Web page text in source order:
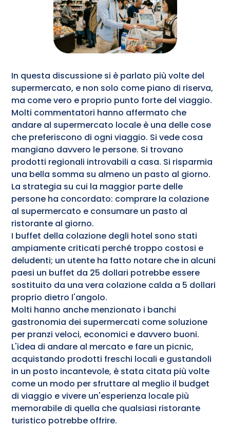
In questa discussione si è parlato più volte del
supermercato, e non solo come piano di riserva,
ma come vero e proprio punto forte del viaggio.
Molti commentatori hanno affermato che
andare al supermercato locale è una delle cose
che preferiscono di ogni viaggio. Si vede cosa
mangiano davvero le persone. Si trovano
prodotti regionali introvabili a casa. Si risparmia
una bella somma su almeno un pasto al giorno.
La strategia su cui la maggior parte delle
persone ha concordato: comprare la colazione
al supermercato e consumare un pasto al
ristorante al giorno.
I buffet della colazione degli hotel sono stati
ampiamente criticati perché troppo costosi e
deludenti; un utente ha fatto notare che in alcuni
paesi un buffet da 25 dollari potrebbe essere
sostituito da una vera colazione calda a 5 dollari
proprio dietro l'angolo.
Molti hanno anche menzionato i banchi
gastronomia dei supermercati come soluzione
per pranzi veloci, economici e davvero buoni.
L'idea di andare al mercato e fare un picnic,
acquistando prodotti freschi locali e gustandoli
in un posto incantevole, è stata citata più volte
come un modo per sfruttare al meglio il budget
di viaggio e vivere un'esperienza locale più
memorabile di quella che qualsiasi ristorante
turistico potrebbe offrire.